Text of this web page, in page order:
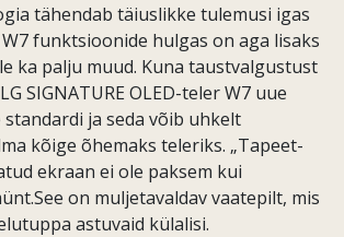
tähendab täiuslikke tulemusi igas
W7 funktsioonide hulgas on aga lisaks
ka palju muud. Kuna taustvalgustust
SIGNATURE OLED-teler W7 uue
ja seda võib uhkelt
kõige õhemaks teleriks. „Tapeet-
ekraan ei ole paksem kui
on muljetavaldav vaatepilt, mis
astuvaid külalisi.